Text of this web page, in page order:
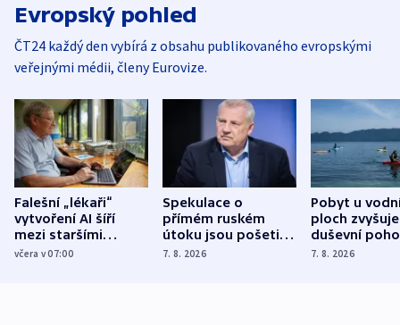
Evropský pohled
ČT24 každý den vybírá z obsahu publikovaného evropskými
veřejnými médii, členy Eurovize.
Falešní „lékaři“
vytvoření AI šíří
mezi staršími
Poláky nebezpečné
včera v 07:00
Spekulace o
přímém ruském
útoku jsou pošetilé,
míní estonský
7. 8. 2026
Pobyt u
ploch zvyšuje
duševní
ukázala
7. 8. 2026